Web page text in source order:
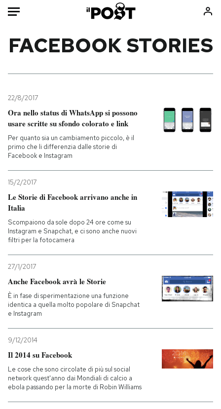
Mondo
Politica
Tecnologia
Internet
Scienza
Economia
Sport
Consumismi
Storie/Idee
Ok Boomer!
Mondiali calcio 2026
PODCAST
I MIEI PREFERITI
SHOP
CALENDARIO
AREA PERSONALE
FACEBOOK STORIES
22/8/2017
Ora nello status di WhatsApp si possono
usare scritte su sfondo colorato e link
Per quanto sia un cambiamento piccolo, è il
primo che li differenzia dalle storie di
Facebook e Instagram
15/2/2017
Le Storie di Facebook arrivano anche in
Italia
Scompaiono da sole dopo 24 ore come su
Instagram e Snapchat, e ci sono anche nuovi
filtri per la fotocamera
27/1/2017
Anche Facebook avrà le Storie
È in fase di sperimentazione una funzione
identica a quella molto popolare di Snapchat
e Instagram
9/12/2014
Il 2014 su Facebook
Le cose che sono circolate di più sul social
network quest'anno dai Mondiali di calcio a
ebola passando per la morte di Robin Williams